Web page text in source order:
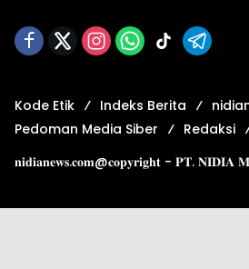
Kode Etik Indeks Berita
Pedoman Media Siber
Redaksi
𝐧𝐢𝐝𝐢𝐚𝐧𝐞𝐰𝐬.𝐜𝐨𝐦@𝐜𝐨𝐩𝐲𝐫𝐢𝐠𝐡𝐭 - 𝐏𝐓.